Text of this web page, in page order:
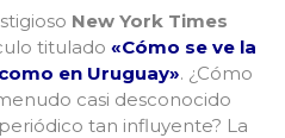
New York Times
titulado «Cómo se ve la
en Uruguay». ¿Cómo
casi desconocido
tan influyente? La